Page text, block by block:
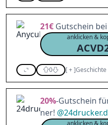
21€ Gutschein
anklicken &
0 [+]Geschichte
20%-Gutschein
ner! @
anklicken &